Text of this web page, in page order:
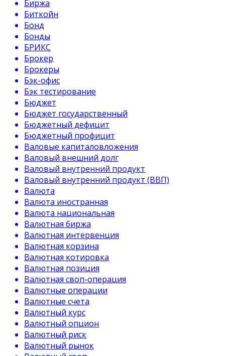
Биржа
Биткойн
Бонд
Бонды
БРИКС
Брокер
Брокеры
Бэк-офис
Бэк тестирование
Бюджет
Бюджет государственный
Бюджетный дефицит
Бюджетный профицит
Валовые капиталовложения
Валовый внешний долг
Валовый внутренний продукт
Валовый внутренний продукт (ВВП)
Валюта
Валюта иностранная
Валюта национальная
Валютная биржа
Валютная интервенция
Валютная корзина
Валютная котировка
Валютная позиция
Валютная своп-операция
Валютные операции
Валютные счета
Валютный курс
Валютный опцион
Валютный риск
Валютный рынок